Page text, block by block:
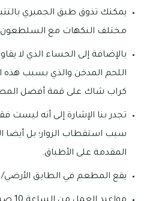
يمكنك تذوق طبق الجمبري
مختلف النكهات مع السلطعون
بالإضافة إلى الحساء الذي لا
اللحم المدخن والذي بسبب هذه
كراب شاك على قمة أفضل
تجدر بنا الإشارة إلى أنه ليست
سبب استقطاب الزوار؛ بل أيضا
المقدمة على الأطباق.
يقع المطعم في الطابق الأرضي/